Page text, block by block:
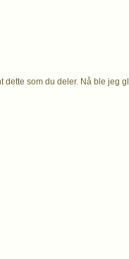
dette som du deler. Nå ble jeg